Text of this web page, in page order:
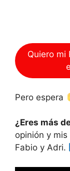
Quiero mi
Pero espera
¿Eres más
opinión y
Fabio y Adri.